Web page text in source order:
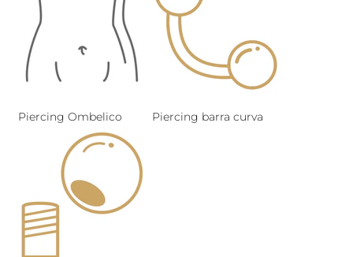
Piercing Ombelico Piercing barra curva